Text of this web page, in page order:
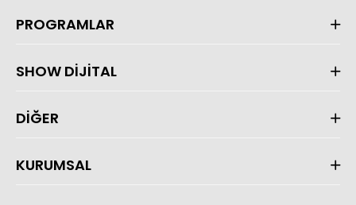
PROGRAMLAR
SHOW DİJİTAL
DİĞER
KURUMSAL